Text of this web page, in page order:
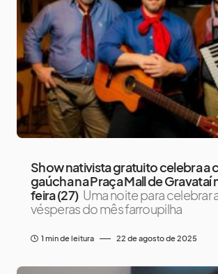
Show nativista gratuito celebra a
gaúcha na Praça Mall de Gravataí
feira (27) Uma noite para celebrar
vésperas do mês farroupilha
1 min de leitura 22 de agosto de 2025